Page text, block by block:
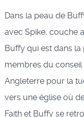
Dans la peau de
avec Spike, couche
Buffy qui est dans la
membres du
Angleterre pour la
vers une église où
Faith et Buffy se